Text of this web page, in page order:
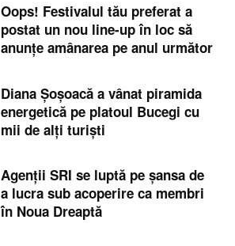
Oops! Festivalul tău preferat a
postat un nou line-up în loc să
anunțe amânarea pe anul următor
Diana Șoșoacă a vânat piramida
energetică pe platoul Bucegi cu
mii de alți turiști
Agenții SRI se luptă pe șansa de
a lucra sub acoperire ca membri
în Noua Dreaptă